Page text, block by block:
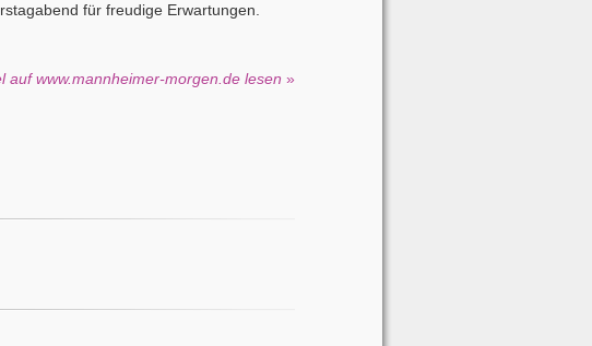
für freudige Erwartungen.
auf www.mannheimer-morgen.de lesen »